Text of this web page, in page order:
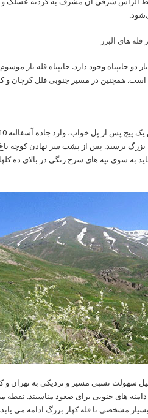
است. همچنین در مسیر جنوبی قلل کرچان
بزرگ برسید. پس از پشت سر نهادن کوچه
به سوی تپه های سرخ رنگی در بالای ده
سهولت نسبی مسیر و نزدیکی به تهران و
های جنوبی برای صعود مناسبند. نقطه مبدا